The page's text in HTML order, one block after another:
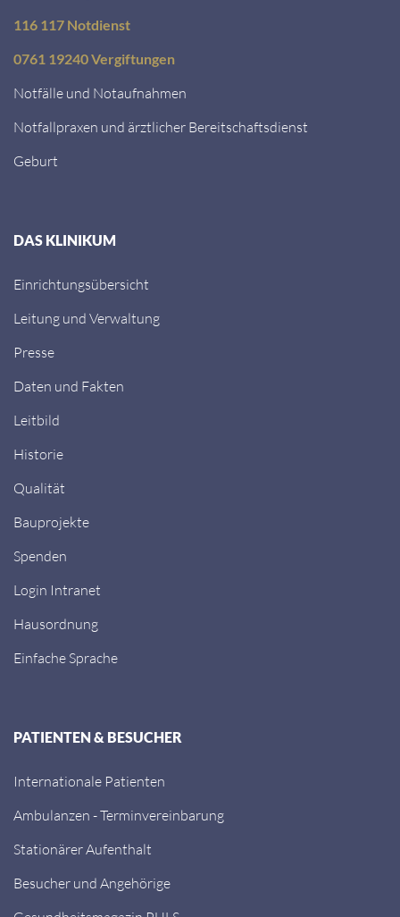
116 117 Notdienst
0761 19240 Vergiftungen
Notfälle und Notaufnahmen
Notfallpraxen und ärztlicher Bereitschaftsdienst
Geburt
DAS KLINIKUM
Einrichtungsübersicht
Leitung und Verwaltung
Presse
Daten und Fakten
Leitbild
Historie
Qualität
Bauprojekte
Spenden
Login Intranet
Hausordnung
Einfache Sprache
PATIENTEN & BESUCHER
Internationale Patienten
Ambulanzen - Terminvereinbarung
Stationärer Aufenthalt
Besucher und Angehörige